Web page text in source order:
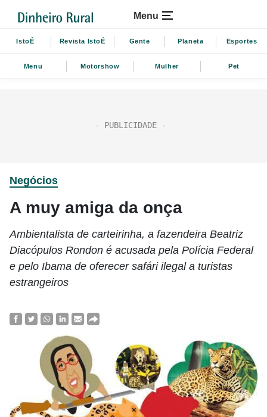
Menu
IstoÉ Revista IstoÉ Gente Planeta Esportes
Menu Motorshow Mulher Pet
Negócios
A muy amiga da onça
Ambientalista de carteirinha, a fazendeira Beatriz
Diacópulos Rondon é acusada pela Polícia Federal
e pelo Ibama de oferecer safári ilegal a turistas
estrangeiros